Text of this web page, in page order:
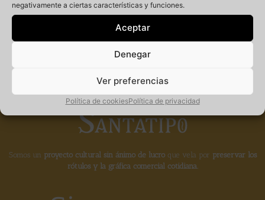
negativamente a ciertas características y funciones.
Aceptar
Denegar
Ver preferencias
Política de cookiesPolítica de privacidad
fundador de la
Somos un proyecto cultural sin ánimo de lucroque vela por preservar los
rótulos y la gráfica comercial cotidiana.